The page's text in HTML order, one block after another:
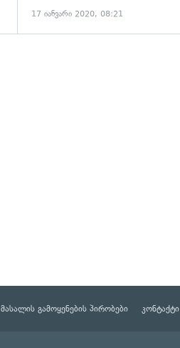
17 იანვარი 2020, 08:21
მასალის გამოყენების პირობები კონტაქტი